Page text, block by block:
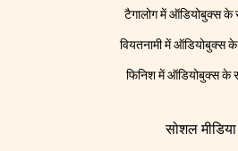
टैगालोग में ऑडियोबुक्स के
वियतनामी में ऑडियोबुक्स
फिनिश में ऑडियोबुक्स के
सोशल मीडिया